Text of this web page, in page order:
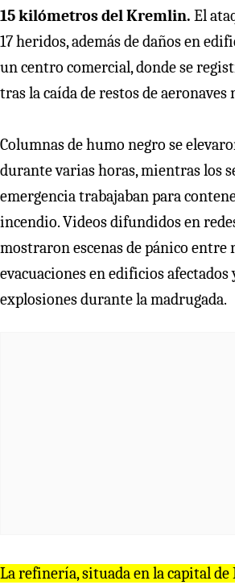
15 kilómetros del Kremlin. El
17 heridos, además de daños en
un centro comercial, donde se
tras la caída de restos de
Columnas de humo negro se
durante varias horas, mientras los
emergencia trabajaban para
incendio. Videos difundidos en
mostraron escenas de pánico entre
evacuaciones en edificios
explosiones durante la madrugada.
La refinería, situada en la capital de